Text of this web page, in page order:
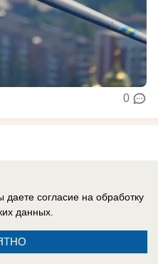
0
ударить по
из-за российско-
истерику из-за
даете согласие на обработку
данных.